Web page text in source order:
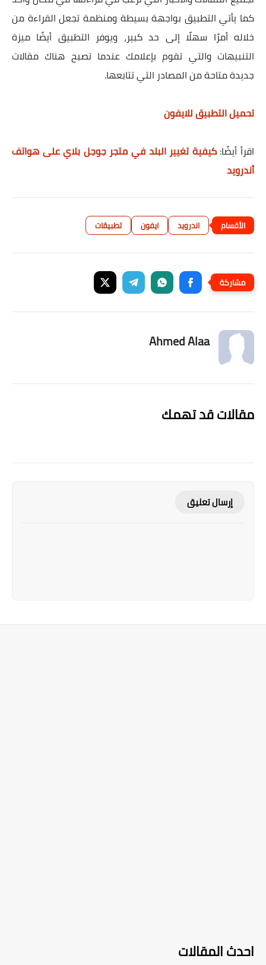
كما يأتي التطبيق بواجهة بسيطة ومنظمة تجعل القراءة من
خلاله أمرًا سهلًا إلى حد كبير، ويوفر التطبيق أيضًا ميزة
التنبيهات والتي تقوم بإعلامك عندما تصبح هناك مقالات
جديدة متاحة من المصادر التي تتابعها.
تحميل التطبيق للايفون
اقرأ أيضًا:كيفية تغيير البلد في متجر جوجل بلاي على هواتف
أندرويد
اندرويد ايفون تطبيقات
Ahmed Alaa
مقالات قد تهمك
إرسال تعليق
احدث المقالات